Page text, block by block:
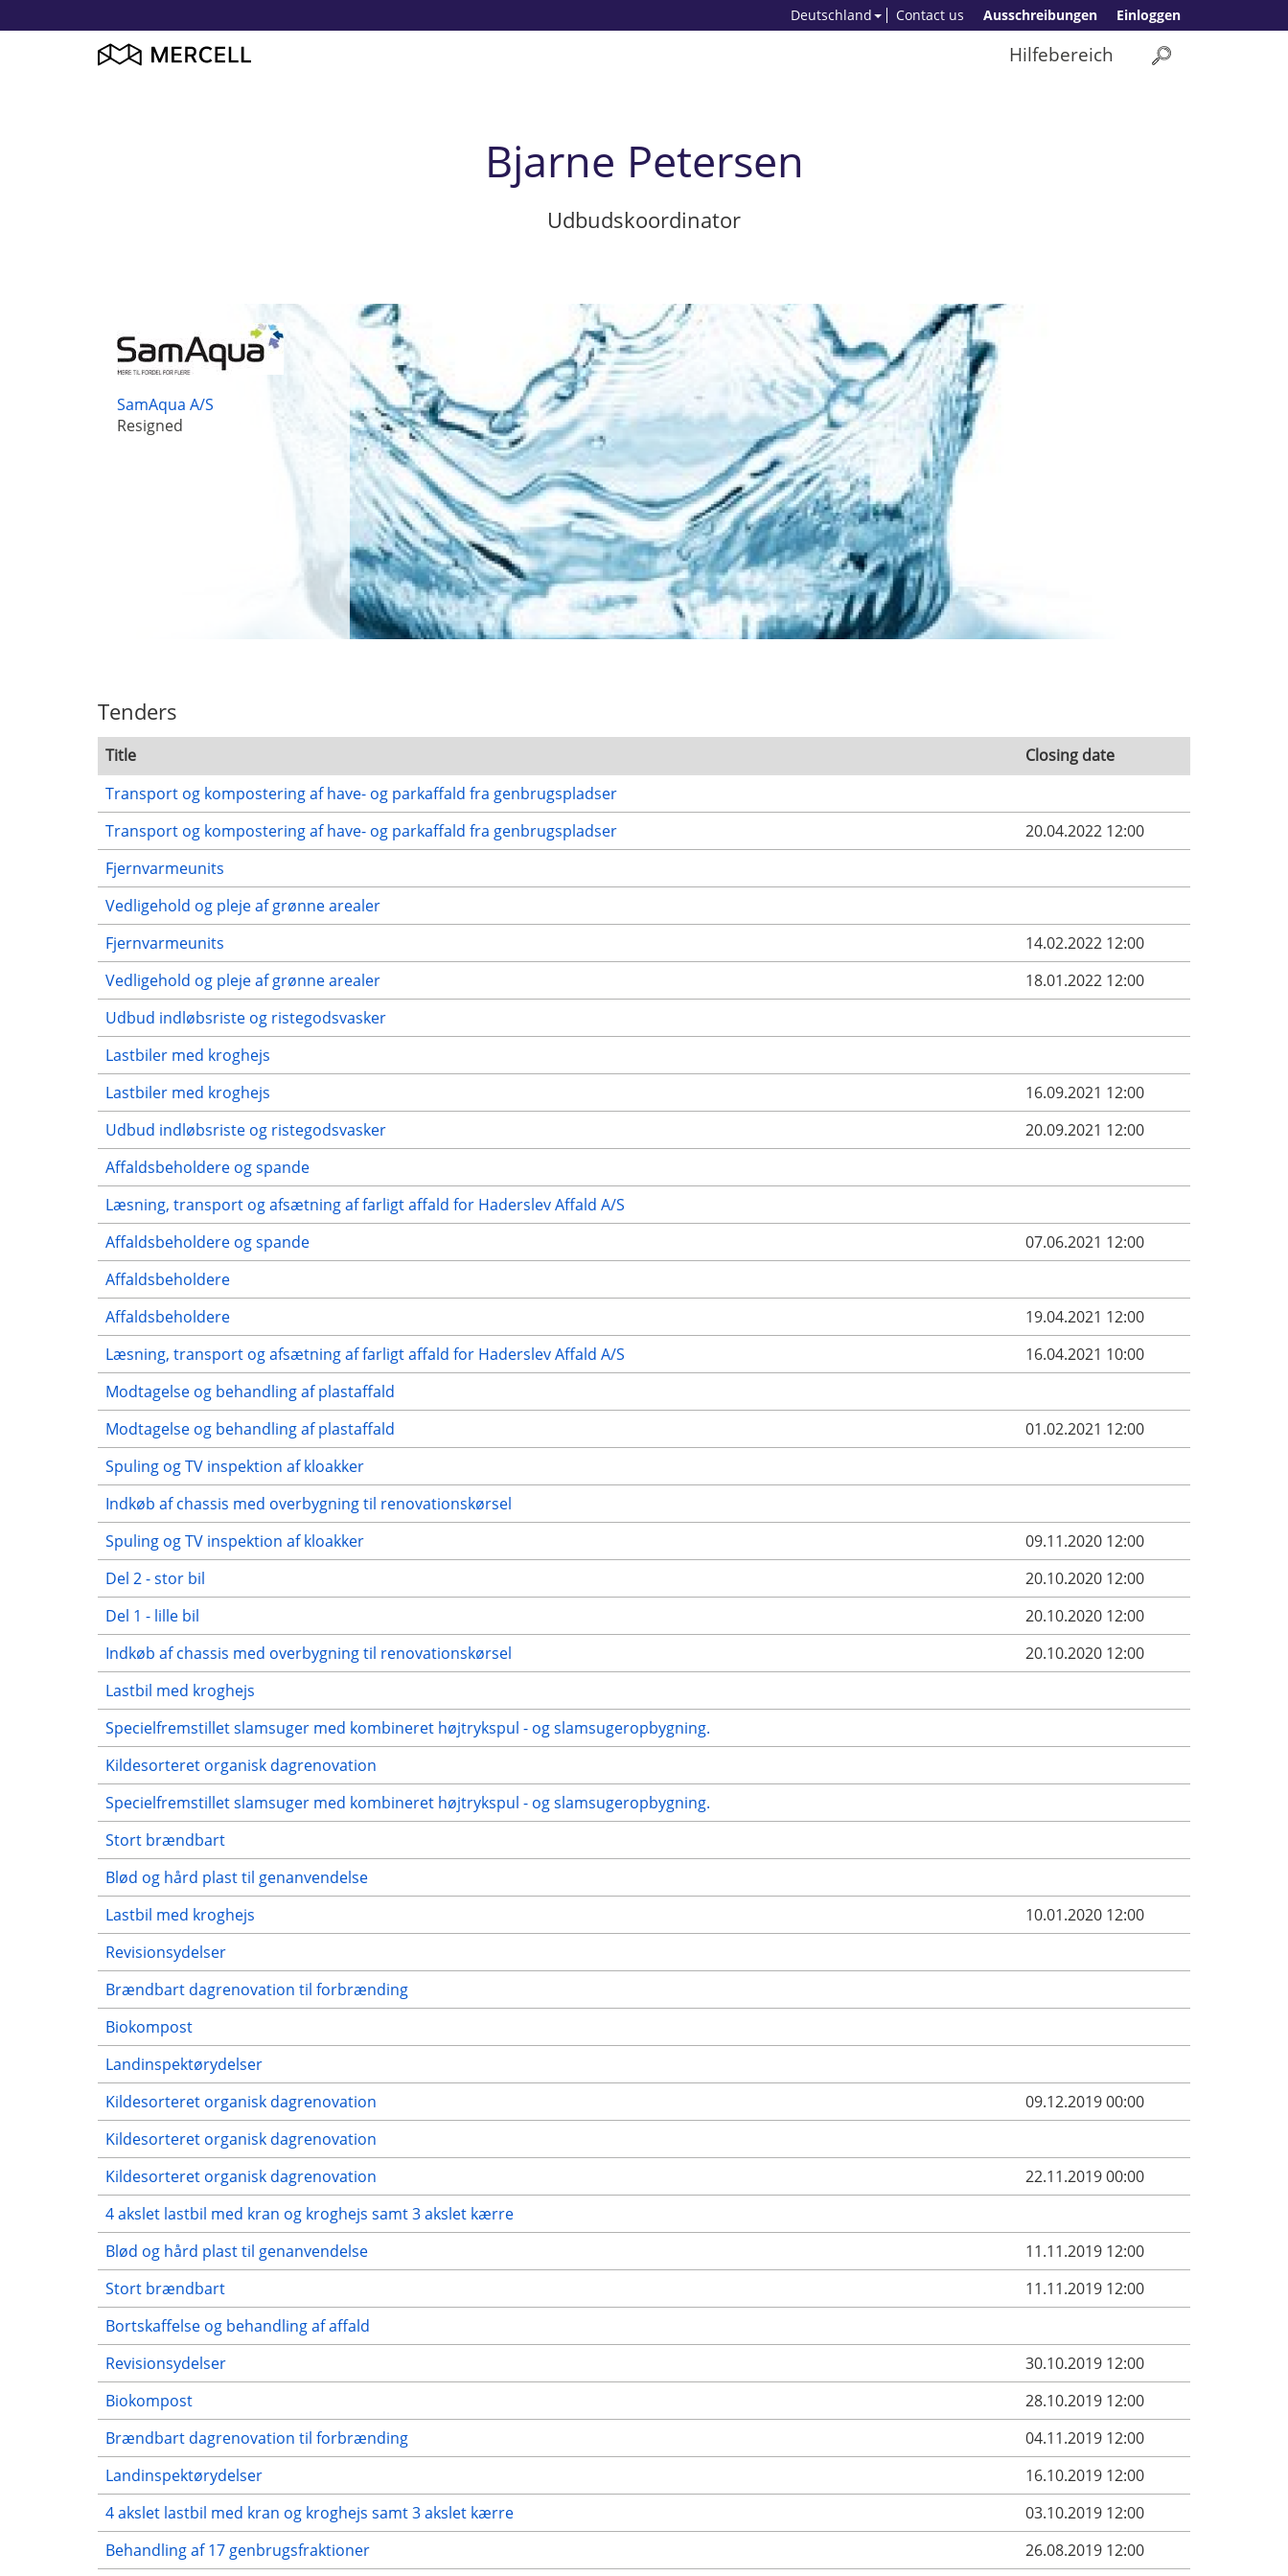
Einloggen
Ausschreibungen
Contact us
Deutschland
Hilfebereich
Bjarne Petersen
Udbudskoordinator
SamAqua A/S
Resigned
Tenders
Title
Closing date
Transport og kompostering af have- og parkaffald fra genbrugspladser
Transport og kompostering af have- og parkaffald fra genbrugspladser
20.04.2022 12:00
Fjernvarmeunits
Vedligehold og pleje af grønne arealer
Fjernvarmeunits
14.02.2022 12:00
Vedligehold og pleje af grønne arealer
18.01.2022 12:00
Udbud indløbsriste og ristegodsvasker
Lastbiler med kroghejs
Lastbiler med kroghejs
16.09.2021 12:00
Udbud indløbsriste og ristegodsvasker
20.09.2021 12:00
Affaldsbeholdere og spande
Læsning, transport og afsætning af farligt affald for Haderslev Affald A/S
Affaldsbeholdere og spande
07.06.2021 12:00
Affaldsbeholdere
Affaldsbeholdere
19.04.2021 12:00
Læsning, transport og afsætning af farligt affald for Haderslev Affald A/S
16.04.2021 10:00
Modtagelse og behandling af plastaffald
Modtagelse og behandling af plastaffald
01.02.2021 12:00
Spuling og TV inspektion af kloakker
Indkøb af chassis med overbygning til renovationskørsel
Spuling og TV inspektion af kloakker
09.11.2020 12:00
Del 2 - stor bil
20.10.2020 12:00
Del 1 - lille bil
20.10.2020 12:00
Indkøb af chassis med overbygning til renovationskørsel
20.10.2020 12:00
Lastbil med kroghejs
Specielfremstillet slamsuger med kombineret højtrykspul - og slamsugeropbygning.
Kildesorteret organisk dagrenovation
Specielfremstillet slamsuger med kombineret højtrykspul - og slamsugeropbygning.
Stort brændbart
Blød og hård plast til genanvendelse
Lastbil med kroghejs
10.01.2020 12:00
Revisionsydelser
Brændbart dagrenovation til forbrænding
Biokompost
Landinspektørydelser
Kildesorteret organisk dagrenovation
09.12.2019 00:00
Kildesorteret organisk dagrenovation
Kildesorteret organisk dagrenovation
22.11.2019 00:00
4 akslet lastbil med kran og kroghejs samt 3 akslet kærre
Blød og hård plast til genanvendelse
11.11.2019 12:00
Stort brændbart
11.11.2019 12:00
Bortskaffelse og behandling af affald
Revisionsydelser
30.10.2019 12:00
Biokompost
28.10.2019 12:00
Brændbart dagrenovation til forbrænding
04.11.2019 12:00
Landinspektørydelser
16.10.2019 12:00
4 akslet lastbil med kran og kroghejs samt 3 akslet kærre
03.10.2019 12:00
Behandling af 17 genbrugsfraktioner
26.08.2019 12:00